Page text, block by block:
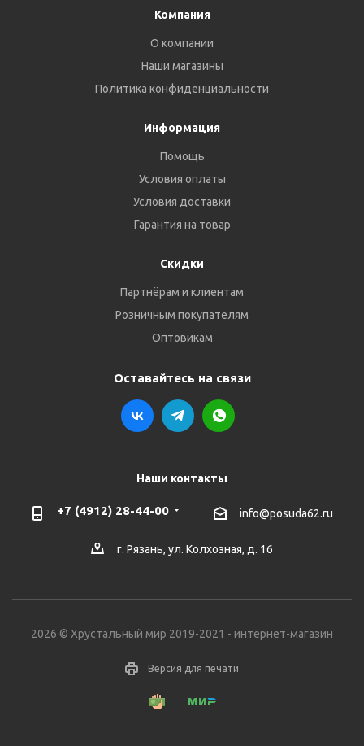
Компания
О компании
Наши магазины
Политика конфиденциальности
Информация
Помощь
Условия оплаты
Условия доставки
Гарантия на товар
Скидки
Партнёрам и клиентам
Розничным покупателям
Оптовикам
Оставайтесь на связи
Наши контакты
+7 (4912) 28-44-00 info@posuda62.ru
г. Рязань, ул. Колхозная, д. 16
2026 © Хрустальный мир 2019-2021 - интернет-магазин
Версия для печати